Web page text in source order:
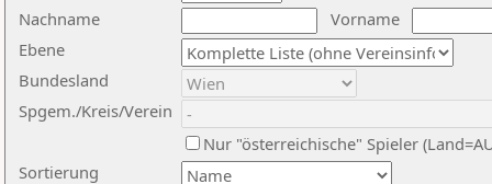
Nachname
Vorname
Ebene
Sortierung
Bundesland
Spgem./Kreis/Verein
Nur "österreichische" Spieler